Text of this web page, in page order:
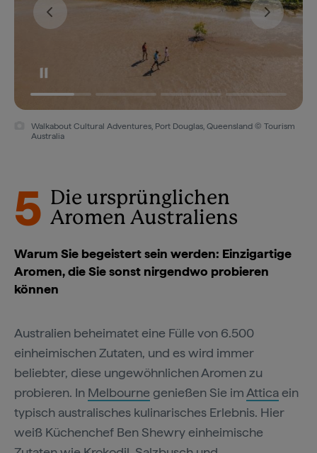
Walkabout Cultural Adventures, Port Douglas, Queensland © Tourism
Australia
5 Die ursprünglichen
Aromen Australiens
Warum Sie begeistert sein werden: Einzigartige
Aromen, die Sie sonst nirgendwo probieren
können
Australien beheimatet eine Fülle von 6.500
einheimischen Zutaten, und es wird immer
beliebter, diese ungewöhnlichen Aromen zu
probieren. In Melbourne genießen Sie im Atticaein
typisch australisches kulinarisches Erlebnis. Hier
weiß Küchenchef Ben Shewry einheimische